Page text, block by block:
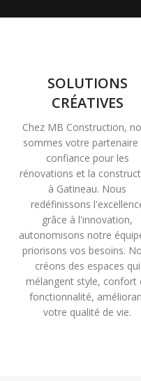
SOLUTIONS
CRÉATIVES
Chez MB Construction,
sommes votre partenaire
confiance pour les
rénovations et la
à Gatineau. Nous
redéfinissons
grâce à l'innovation,
autonomisons notre
priorisons vos besoins.
créons des espaces qui
mélangent style, confort
fonctionnalité,
votre qualité de vie.